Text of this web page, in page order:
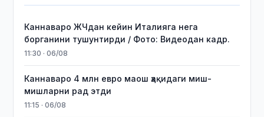
Каннаваро ЖЧдан кейин Италияга нега
борганини тушунтирди / Фото: Видеодан кадр.
11:30 · 06/08
Каннаваро 4 млн евро маош ҳақидаги миш-
мишларни рад этди
11:15 · 06/08